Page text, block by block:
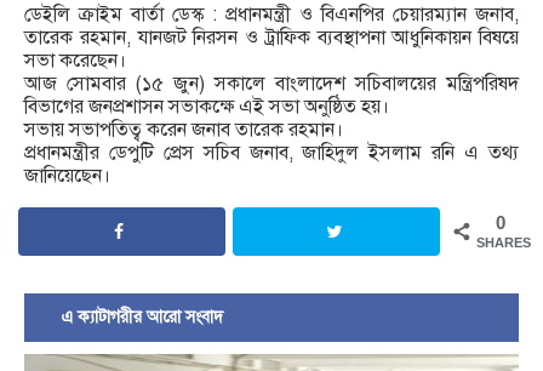
ডেইলি ক্রাইম বার্তা ডেস্ক : প্রধানমন্ত্রী ও বিএনপির চেয়ারম্যান জনাব,
তারেক রহমান, যানজট নিরসন ও ট্রাফিক ব্যবস্থাপনা আধুনিকায়ন বিষয়ে
সভা করেছেন।
আজ সোমবার (১৫ জুন) সকালে বাংলাদেশ সচিবালয়ের মন্ত্রিপরিষদ
বিভাগের জনপ্রশাসন সভাকক্ষে এই সভা অনুষ্ঠিত হয়।
সভায় সভাপতিত্ব করেন জনাব তারেক রহমান।
প্রধানমন্ত্রীর ডেপুটি প্রেস সচিব জনাব, জাহিদুল ইসলাম রনি এ তথ্য
জানিয়েছেন।
0
SHARES
এ ক্যাটাগরীর আরো সংবাদ